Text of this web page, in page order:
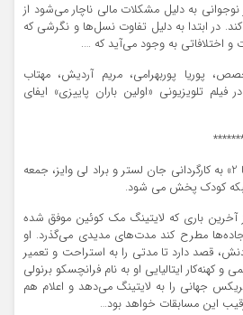
به دلیل مشکلات مالی ناچار می‌شود از
در ابتدا به دلیل تفاوت نسل‌ها و نگرشی که
اختلافاتی به وجود می‌آید که ….
پوریا پوربهرامی، مریم آردیش، مهتاب
تلویزیونی «اولین باران پاییزی» ایفای
انیمیشن سینمایی «ماشین ها 2» به کارگردانی جان لستر و براد لی وایز، جمعه
آخرین باری که لایتینگ مک کوئین موفق شده
مطرح کند مدت‌های مدیدی می‌گذرد. او
قصد دارد تا مدتی را به استراحت و تعمیر
و کهنه‌کار ایتالیایی او به نام فرانچسکو برنولی
جهانی را به لایتینگ می‌دهد و اعلام هم
این مسابقات خواهد بود…